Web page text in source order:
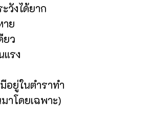
วังได้ยาก
าย
ยว
รง
อยู่ในตำราทำ
าโดยเฉพาะ)